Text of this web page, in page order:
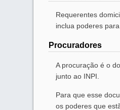
Requerentes
inclua poderes
Procuradores
A procuração é o
junto ao INPI.
Para que esse
os poderes que